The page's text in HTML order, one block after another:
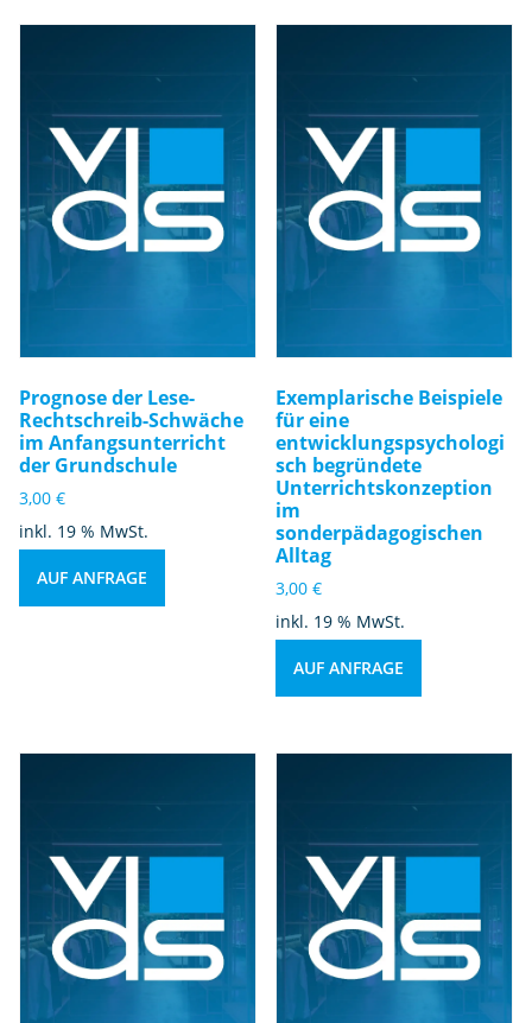
Prognose der Lese-
Rechtschreib-Schwäche
im Anfangsunterricht
der Grundschule
3,00 €
inkl. 19 % MwSt.
AUF ANFRAGE
Exemplarische Beispiele
für eine
entwicklungspsychologi
sch begründete
Unterrichtskonzeption
im
sonderpädagogischen
Alltag
3,00€
inkl. 19 % MwSt.
AUF ANFRAGE